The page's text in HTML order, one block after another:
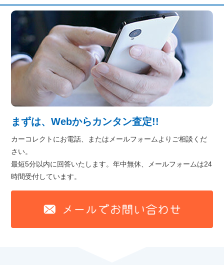
まずは、Webからカンタン査定!!
カーコレクトにお電話、またはメールフォームよりご相談くだ
さい。
最短5分以内に回答いたします。年中無休、メールフォームは24
時間受付しています。